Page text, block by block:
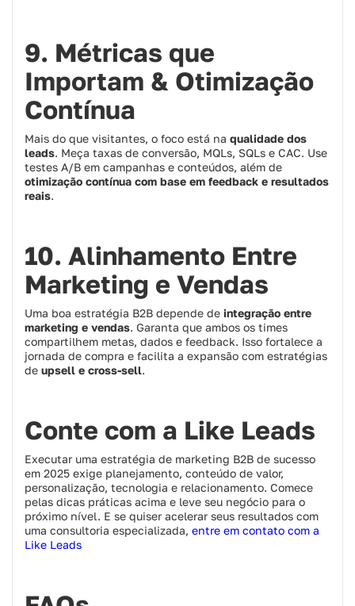
9. Métricas que
Importam & Otimização
Contínua
Mais do que visitantes, o foco está na qualidade dos
leads. Meça taxas de conversão, MQLs, SQLs e CAC. Use
testes A/B em campanhas e conteúdos, além de
otimização contínua com base em feedback e resultados
reais.
10. Alinhamento Entre
Marketing e Vendas
Uma boa estratégia B2B depende de integração entre
marketing e vendas. Garanta que ambos os times
compartilhem metas, dados e feedback. Isso fortalece a
jornada de compra e facilita a expansão com estratégias
de upsell e cross-sell.
Conte com a Like Leads
Executar uma estratégia de marketing B2B de sucesso
em 2025 exige planejamento, conteúdo de valor,
personalização, tecnologia e relacionamento. Comece
pelas dicas práticas acima e leve seu negócio para o
próximo nível. E se quiser acelerar seus resultados com
uma consultoria especializada, entre em contato com a
Like Leads